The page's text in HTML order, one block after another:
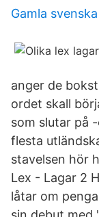
Gamla
anger de
ordet skall
som slutar på
flesta
stavelsen hör
Lex - Lagar 2
låtar om